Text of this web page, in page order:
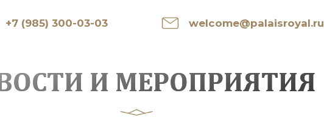
+7 (985) 300-03-03 welcome@palaisroyal.ru
И МЕРОПРИЯТИЯ